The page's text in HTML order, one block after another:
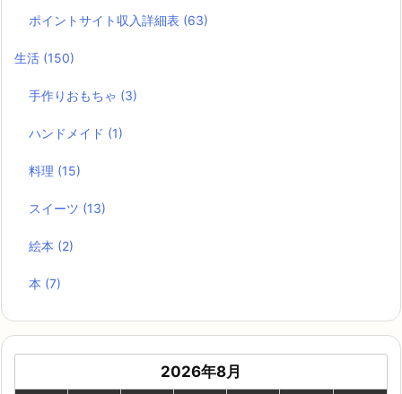
ポイントサイト収入詳細表 (63)
生活 (150)
手作りおもちゃ (3)
ハンドメイド (1)
料理 (15)
スイーツ (13)
絵本 (2)
本 (7)
2026年8月